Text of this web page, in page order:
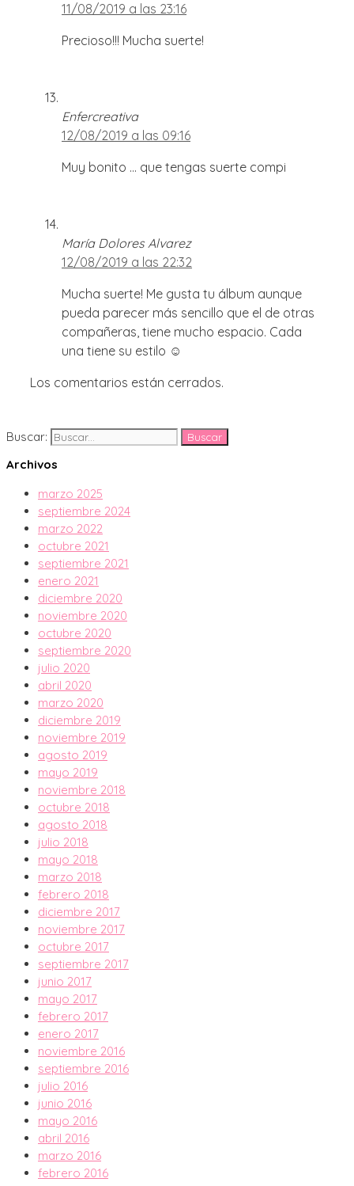
11/08/2019 a las 23:16
Precioso!!! Mucha suerte!
Enfercreativa
12/08/2019 a las 09:16
Muy bonito … que tengas suerte compi
María Dolores Alvarez
12/08/2019 a las 22:32
Mucha suerte! Me gusta tu álbum aunque
pueda parecer más sencillo que el de otras
compañeras, tiene mucho espacio. Cada
una tiene su estilo ☺️
Los comentarios están cerrados.
Buscar:
Archivos
marzo 2025
septiembre 2024
marzo 2022
octubre 2021
septiembre 2021
enero 2021
diciembre 2020
noviembre 2020
octubre 2020
septiembre 2020
julio 2020
abril 2020
marzo 2020
diciembre 2019
noviembre 2019
agosto 2019
mayo 2019
noviembre 2018
octubre 2018
agosto 2018
julio 2018
mayo 2018
marzo 2018
febrero 2018
diciembre 2017
noviembre 2017
octubre 2017
septiembre 2017
junio 2017
mayo 2017
febrero 2017
enero 2017
noviembre 2016
septiembre 2016
julio 2016
junio 2016
mayo 2016
abril 2016
marzo 2016
febrero 2016